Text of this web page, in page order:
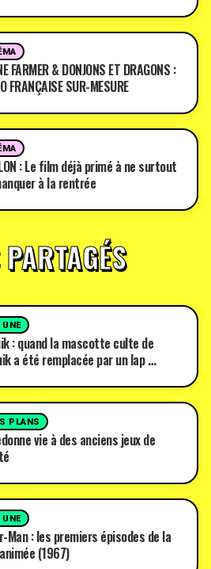
FARMER & DONJONS ET DRAGONS :
FRANÇAISE SUR-MESURE
: Le film déjà primé à ne surtout
à la rentrée
UNE
: quand la mascotte culte de
a été remplacée par un lap …
PLANS
vie à des anciens jeux de
UNE
Man : les premiers épisodes de la
(1967)